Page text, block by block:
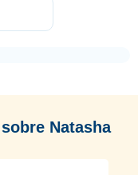
de maneira
carrega em si
viés, o elo que os
em minha vida e
Natasha